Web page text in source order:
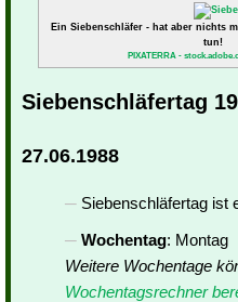
Ein Siebenschläfer - hat aber nichts
tun!
PIXATERRA -
Siebenschläfertag
27.06.1988
Siebenschläfertag ist
Wochentag: Montag
Weitere Wochentage
Wochentagsrechner